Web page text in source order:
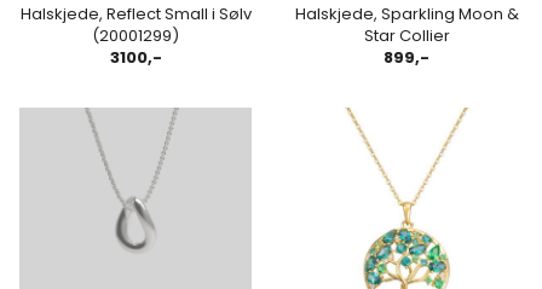
Halskjede, Reflect Small i Sølv
(20001299)
3100,-
Halskjede, Sparkling Moon &
Star Collier
899,-